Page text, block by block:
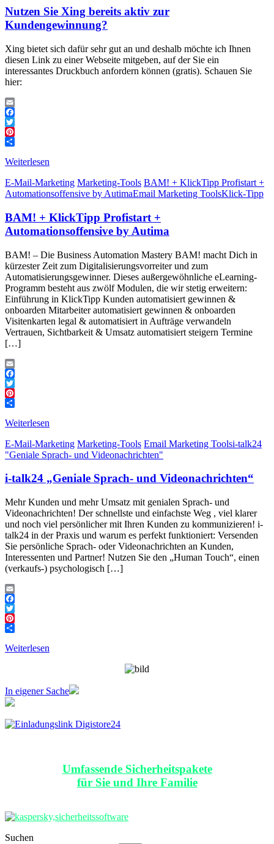
Nutzen Sie Xing bereits aktiv zur
Kundengewinnung?
Xing bietet sich dafür sehr gut an und deshalb möchte ich Ihnen
diesen Link zu einer Webseite mitgeben, auf der Sie ein
interessantes Druckbuch anfordern können (gratis). Schauen Sie
hier:
Email
Facebook
Twitter
Pinterest
Weiterlesen
E-Mail-Marketing Marketing-Tools BAM! + KlickTipp Profistart +
Automationsoffensive by AutimaEmail Marketing ToolsKlick-Tipp
BAM! + KlickTipp Profistart +
Automationsoffensive by Autima
BAM! – Die Business Automation Mastery BAM! macht Dich in
kürzester Zeit zum Digitalisierungsvorreiter und zum
Automatisierungsgewinner. Dieses außergewöhnliche eLearning-
Programm besteht aus zwölf Modulen, die wir stetig erweitern:
Einführung in KlickTipp Kunden automatisiert gewinnen &
onboarden Mitarbeiter automatisiert gewinnen & onboarden
Visitenkarten legal & automatisiert in Aufträge verwandeln
Vertrauen, Sichtbarkeit & Umsatz automatisiert steigern Termine
[…]
Email
Facebook
Twitter
Pinterest
Weiterlesen
E-Mail-Marketing Marketing-Tools Email Marketing Toolsi-talk24
"Geniale Sprach- und Videonachrichten"
i-talk24 „Geniale Sprach- und Videonachrichten“
Mehr Kunden und mehr Umsatz mit genialen Sprach- und
Videonachrichten! Der schnellste und einfachste Weg , viel klarer
und noch viel persönlicher mit Ihren Kunden zu kommunizieren! i-
talk24 in der Praxis und warum es perfekt funktioniert: Versenden
Sie persönliche Sprach- oder Videonachrichten an Kunden,
Interessenten und Partner! Nutzen Sie den „Human Touch“, einen
(verkaufs-) psychologisch […]
Email
Facebook
Twitter
Pinterest
Weiterlesen
In eigener Sache
Umfassende Sicherheitspakete
für Sie und Ihre Familie
Suchen